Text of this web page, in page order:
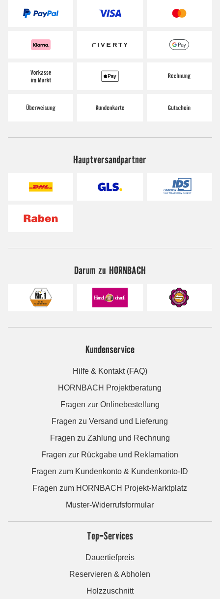
Hauptversandpartner
Darum zu HORNBACH
Kundenservice
Hilfe & Kontakt (FAQ)
HORNBACH Projektberatung
Fragen zur Onlinebestellung
Fragen zu Versand und Lieferung
Fragen zu Zahlung und Rechnung
Fragen zur Rückgabe und Reklamation
Fragen zum Kundenkonto & Kundenkonto-ID
Fragen zum HORNBACH Projekt-Marktplatz
Muster-Widerrufsformular
Top-Services
Dauertiefpreis
Reservieren & Abholen
Holzzuschnitt